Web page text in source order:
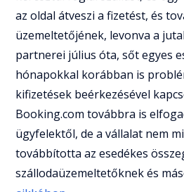
az oldal átveszi a fizetést, és
üzemeltetőjének, levonva a
partnerei július óta, sőt egyes
hónapokkal korábban is
kifizetések beérkezésével
Booking.com továbbra is
ügyfelektől, de a vállalat nem
továbbította az esedékes
szállodaüzemeltetőknek és